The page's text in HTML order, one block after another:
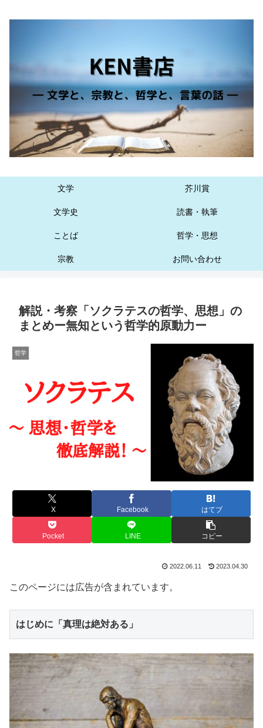
文学 芥川賞
文学史 読書・執筆
ことば 哲学・思想
宗教 お問い合わせ
解説・考察「ソクラテスの哲学、思想」の
まとめー無知という哲学的原動力ー
哲学
X Facebook はてブ
Pocket LINE コピー
2022.06.11 2023.04.30
このページには広告が含まれています。
はじめに「真理は絶対ある」